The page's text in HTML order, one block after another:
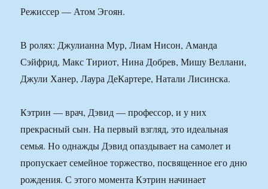
Режиссер — Атом Эгоян.
В ролях: Джулианна Мур, Лиам Нисон, Аманда
Сэйфрид, Макс Тириот, Нина Добрев, Мишу Веллани,
Джули Ханер, Лаура ДеКартере, Натали Лисинска.
Кэтрин — врач, Дэвид — профессор, и у них
прекрасный сын. На первый взгляд, это идеальная
семья. Но однажды Дэвид опаздывает на самолет и
пропускает семейное торжество, посвященное его дню
рождения. С этого момента Кэтрин начинает